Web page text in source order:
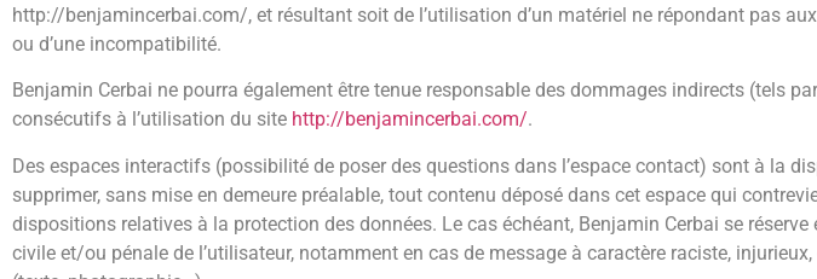
http://benjamincerbai.com/, et résultant soit de l’utilisation d’un matériel ne répondant pas
ou d’une incompatibilité.
Benjamin Cerbai ne pourra également être tenue responsable des dommages indirects (tels
consécutifs à l’utilisation du site http://benjamincerbai.com/.
Des espaces interactifs (possibilité de poser des questions dans l’espace contact) sont à la
supprimer, sans mise en demeure préalable, tout contenu déposé dans cet espace qui
dispositions relatives à la protection des données. Le cas échéant, Benjamin Cerbai se
civile et/ou pénale de l’utilisateur, notamment en cas de message à caractère raciste,